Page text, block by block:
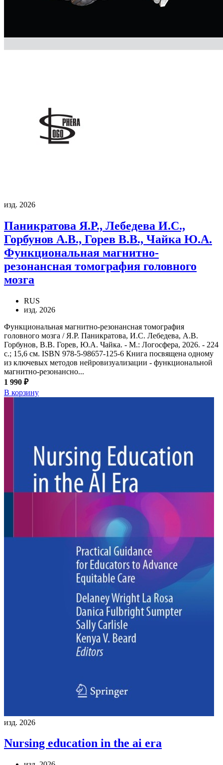
изд. 2026
Паникратова Я.Р., Лебедева И.С.,
Горбунов А.В., Горев В.В., Чайка Ю.А.
Функциональная магнитно-
резонансная томография головного
мозга
RUS
изд. 2026
Функциональная магнитно-резонансная томография
головного мозга / Я.Р. Паникратова, И.С. Лебедева, А.В.
Горбунов, В.В. Горев, Ю.А. Чайка. - М.: Логосфера, 2026. - 224
с.; 15,6 см. ISBN 978-5-98657-125-6 Книга посвящена одному
из ключевых методов нейровизуализации - функциональной
магнитно-резонансно...
1 990 ₽
В корзину
изд. 2026
Nursing education in the ai era